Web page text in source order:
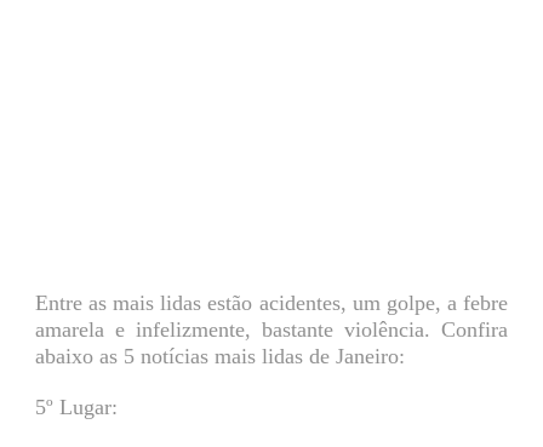
Entre as mais lidas estão acidentes, um golpe, a febre
amarela e infelizmente, bastante violência. Confira
abaixo as 5 notícias mais lidas de Janeiro:
5º Lugar: